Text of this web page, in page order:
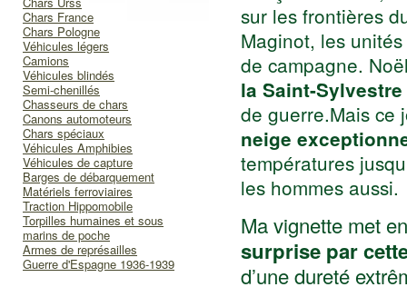
Chars France
Chars Pologne
Véhicules légers
Camions
Véhicules blindés
Semi-chenillés
Chasseurs de chars
Canons automoteurs
Chars spéciaux
Véhicules Amphibies
Véhicules de capture
Barges de débarquement
Matériels ferroviaires
Traction Hippomobile
Torpilles humaines et sous
marins de poche
Armes de représailles
Guerre d'Espagne 1936-1939
sur les frontières
Maginot, les
de campagne.
la Saint-
de guerre.Mais ce
neige
températures
les hommes aussi.
Ma vignette met
surprise par
d’une dureté